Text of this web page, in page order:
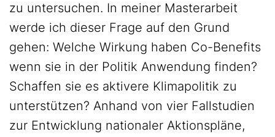
zu untersuchen. In meiner Masterarbeit
werde ich dieser Frage auf den Grund
gehen: Welche Wirkung haben Co-Benefits
wenn sie in der Politik Anwendung finden?
Schaffen sie es aktivere Klimapolitik zu
unterstützen? Anhand von vier Fallstudien
zur Entwicklung nationaler Aktionspläne,